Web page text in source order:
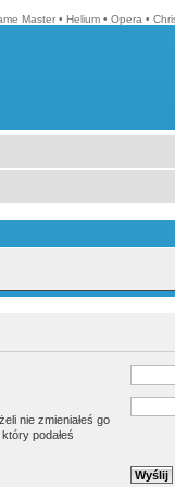
Master • Helium • Opera •
nie zmieniałeś go
podałeś